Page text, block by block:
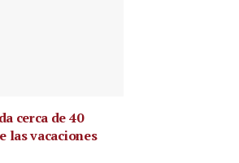
cerca de 40
las vacaciones